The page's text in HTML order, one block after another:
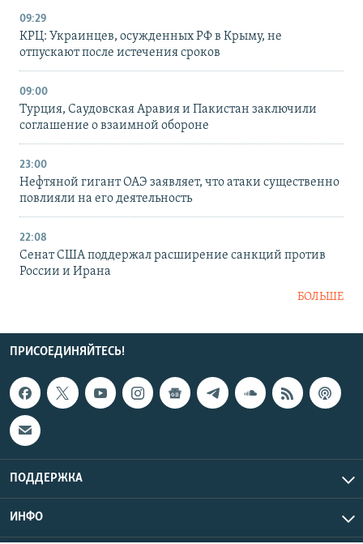
09:29
КРЦ: Украинцев, осужденных РФ в Крыму, не
отпускают после истечения сроков
09:00
Турция, Саудовская Аравия и Пакистан заключили
соглашение о взаимной обороне
23:00
Нефтяной гигант ОАЭ заявляет, что атаки существенно
повлияли на его деятельность
22:08
Сенат США поддержал расширение санкций против
России и Ирана
БОЛЬШЕ
ПРИСОЕДИНЯЙТЕСЬ!
ПОДДЕРЖКА
ИНФО